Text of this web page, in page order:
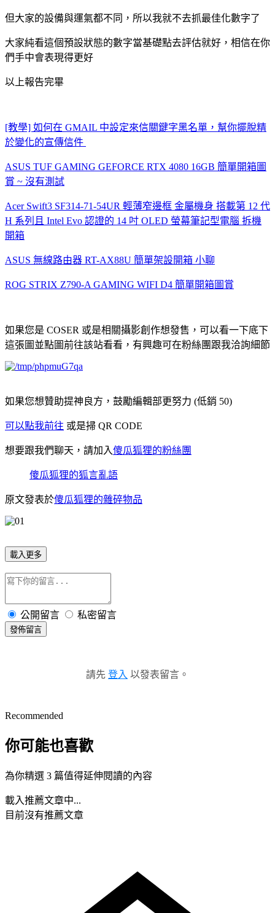
但大家的設備與運氣都不同，所以我就不去抓最佳化數字了
大家純看這個預設狀態的數字當基礎點去評估就好，相信在你
們手中會表現得更好
以上報告完畢
[教學] 如何在 GMAIL 中設定來信關鍵字黑名單，幫你擺脫精
於變化的宣傳信件
ASUS TUF GAMING GEFORCE RTX 4080 16GB 簡單開箱圖
賞 ~ 沒有測試
Acer Swift3 SF314-71-54UR 輕薄窄邊框 金屬機身 搭載第 12 代
H 系列且 Intel Evo 認證的 14 吋 OLED 螢幕筆記型電腦 拆機
開箱
ASUS 無線路由器 RT-AX88U 簡單架設開箱 小聊
ROG STRIX Z790-A GAMING WIFI D4 簡單開箱圖賞
如果您是 COSER 或是相關攝影創作想發售，可以看一下底下
這張圖並點圖前往該站看看，有興趣可在粉絲團跟我洽詢細節
如果您想贊助提神良方，鼓勵編輯部更努力 (低銷 50)
可以點我前往 或是掃 QR CODE
想要跟我們聊天，請加入傻瓜狐狸的粉絲團
傻瓜狐狸的狐言亂語
原文發表於傻瓜狐狸的雜碎物品
載入更多
公開留言 私密留言
發佈留言
請先 登入 以發表留言。
Recommended
你可能也喜歡
為你精選 3 篇值得延伸閱讀的內容
載入推薦文章中...
目前沒有推薦文章